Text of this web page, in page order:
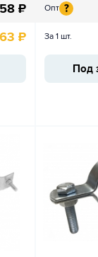
58 ₽
63 ₽
Опт ?
За 1 шт.
Под